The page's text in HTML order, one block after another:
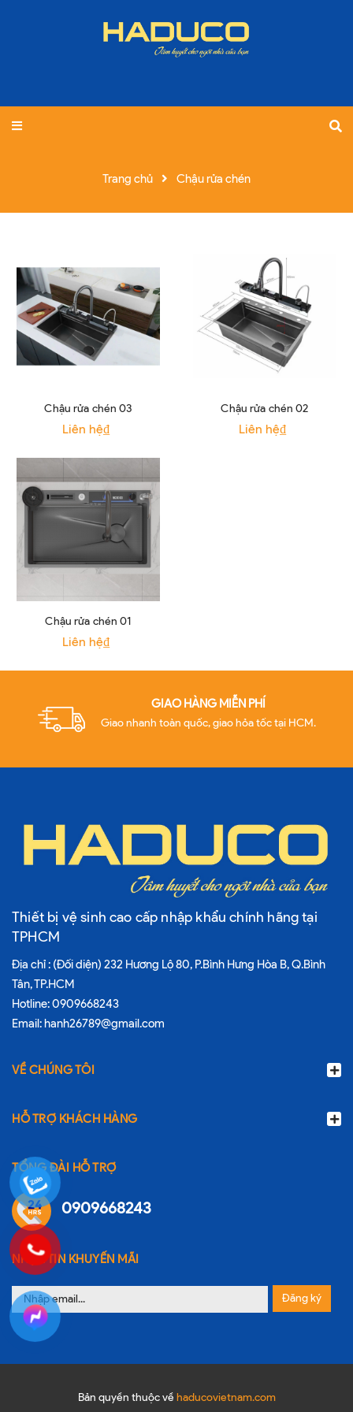
Trang chủ Chậu rửa chén
Chậu rửa chén 03
Liên hệ₫
Chậu rửa chén 02
Liên hệ₫
Chậu rửa chén 01
Liên hệ₫
GIAO HÀNG MIỄN PHÍ
Giao nhanh toàn quốc, giao hỏa tốc tại HCM.
Thiết bị vệ sinh cao cấp nhập khẩu chính hãng tại
TPHCM
Địa chỉ : (Đối diện) 232 Hương Lộ 80, P.Bình Hưng Hòa B, Q.Bình
Tân, TP.HCM
Hotline:0909668243
Email: hanh26789@gmail.com
VỀ CHÚNG TÔI
HỖ TRỢ KHÁCH HÀNG
TỔNG ĐÀI HỖ TRỢ
0909668243
NHẬN TIN KHUYẾN MÃI
Đăng ký
Bản quyền thuộc về haducovietnam.com